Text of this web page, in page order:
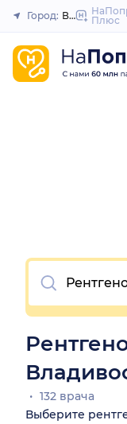
Город:
Плюс
Очистить
132 врача
Выберите